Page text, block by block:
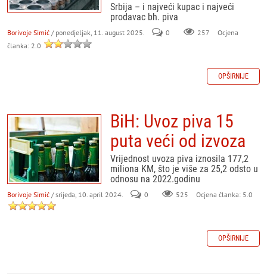
Srbija – i najveći kupac i najveći
prodavac bh. piva
Borivoje Simić / ponedjeljak, 11. august 2025. 0 257
Ocjena
članka: 2.0
OPŠIRNIJE
BiH: Uvoz piva 15
puta veći od izvoza
Vrijednost uvoza piva iznosila 177,2
miliona KM, što je više za 25,2 odsto u
odnosu na 2022.godinu
Borivoje Simić / srijeda, 10. april 2024. 0 525 Ocjena članka: 5.0
OPŠIRNIJE